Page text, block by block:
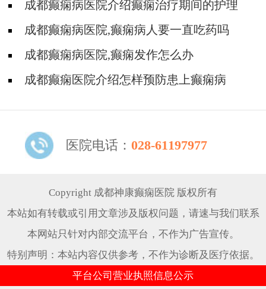
成都癫痫病医院介绍癫痫治疗期间的护理
成都癫痫病医院,癫痫病人要一直吃药吗
成都癫痫病医院,癫痫发作怎么办
成都癫痫医院介绍怎样预防患上癫痫病
医院电话： 028-61197977
Copyright 成都神康癫痫医院 版权所有
本站如有转载或引用文章涉及版权问题，请速与我们联系
本网站只针对内部交流平台，不作为广告宣传。
特别声明：本站内容仅供参考，不作为诊断及医疗依据。
平台公司营业执照信息公示